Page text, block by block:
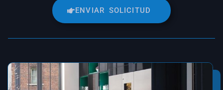
ENVIAR SOLICITUD